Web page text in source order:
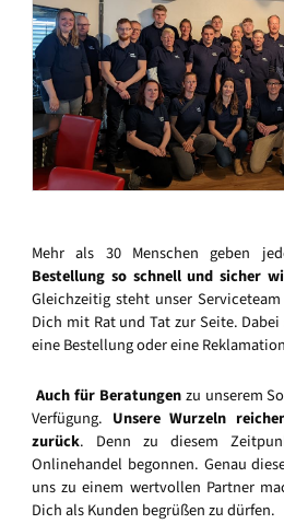
Mehr als 30 Menschen geben
Bestellung so schnell und sicher
Gleichzeitig steht unser
Dich mit Rat und Tat zur Seite.
eine Bestellung oder eine
Auch für Beratungenzu unserem
Verfügung. Unsere Wurzeln
zurück. Denn zu diesem
Onlinehandel begonnen. Genau
uns zu einem wertvollen Partner
Dich als Kunden begrüßen zu dürfen.